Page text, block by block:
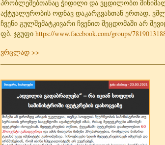
პრობლემებთანაც ჭიდილი და ვცდილობთ
აქტუალურობის ოდნავ დაკარგვასთან ერთად,
ჩვენი გულშემატკივარი ჩვენით შეცდომაში არ
ფბ. ჯგუფი https://www.facebook.com/groups/
ვრცლად >>